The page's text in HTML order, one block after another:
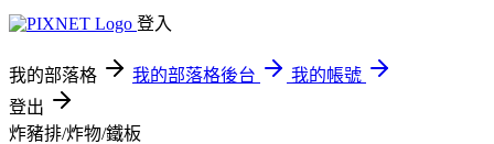
登入
我的部落格 我的部落格後台
我的帳號
登出
炸豬排/炸物/鐵板